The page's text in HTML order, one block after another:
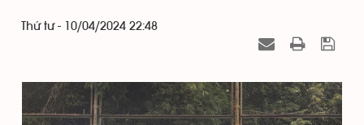
Thứ tư - 10/04/2024 22:48